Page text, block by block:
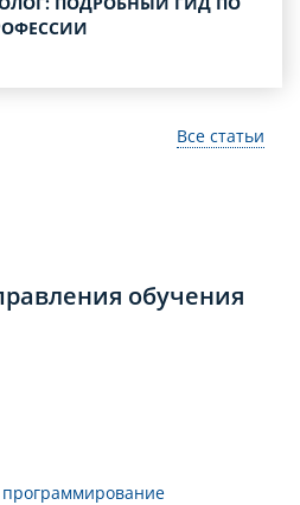
Все статьи
обучения
программирование